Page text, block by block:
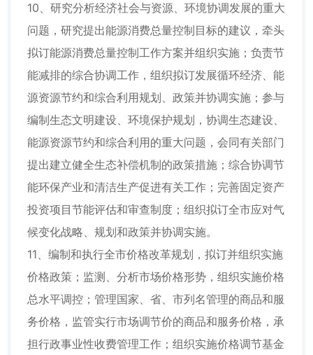
10、研究分析经济社会与资源、环境协调发展的重大
问题，研究提出能源消费总量控制目标的建议，牵头
拟订能源消费总量控制工作方案并组织实施；负责节
能减排的综合协调工作，组织拟订发展循环经济、能
源资源节约和综合利用规划、政策并协调实施；参与
编制生态文明建设、环境保护规划，协调生态建设、
能源资源节约和综合利用的重大问题，会同有关部门
提出建立健全生态补偿机制的政策措施；综合协调节
能环保产业和清洁生产促进有关工作；完善固定资产
投资项目节能评估和审查制度；组织拟订全市应对气
候变化战略、规划和政策并协调实施。
11、编制和执行全市价格改革规划，拟订并组织实施
价格政策；监测、分析市场价格形势，组织实施价格
总水平调控；管理国家、省、市列名管理的商品和服
务价格，监管实行市场调节价的商品和服务价格，承
担行政事业性收费管理工作；组织实施价格调节基金